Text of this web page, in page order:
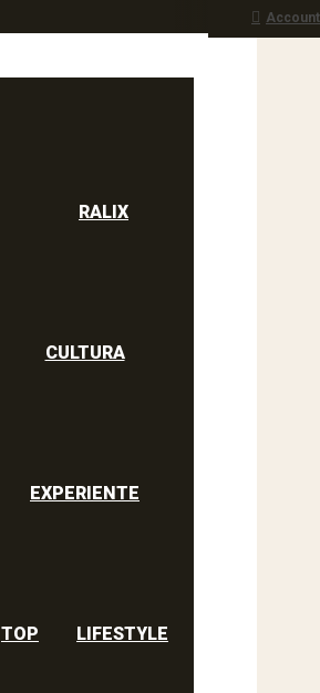
Account
RALIX
CULTURA
EXPERIENTE
TOP LIFESTYLE